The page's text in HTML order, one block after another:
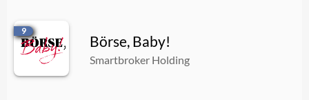
9
Börse, Baby!
Smartbroker Holding